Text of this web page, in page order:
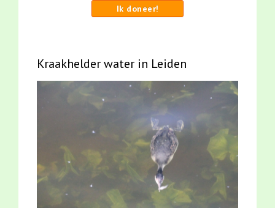
Ik doneer!
Kraakhelder water in Leiden